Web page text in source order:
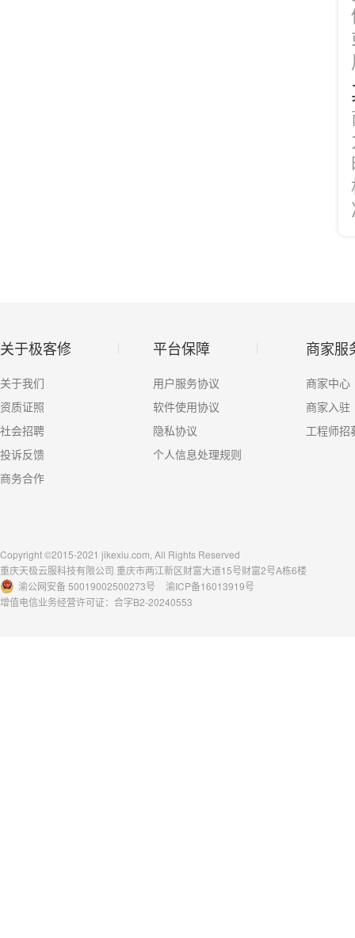
关于极客修
关于我们
资质证照
社会招聘
投诉反馈
商务合作
平台保障
用户服务协议
软件使用协议
隐私协议
个人信息处理规则
商家服
商家中心
商家入驻
工程师招
Copyright ©2015-2021 jikexiu.com, All Rights Reserved
重庆天极云服科技有限公司 重庆市两江新区财富大道15号财富2号A栋6楼
渝公网安备 50019002500273号
渝ICP备16013919号
增值电信业务经营许可证：合字B2-20240553